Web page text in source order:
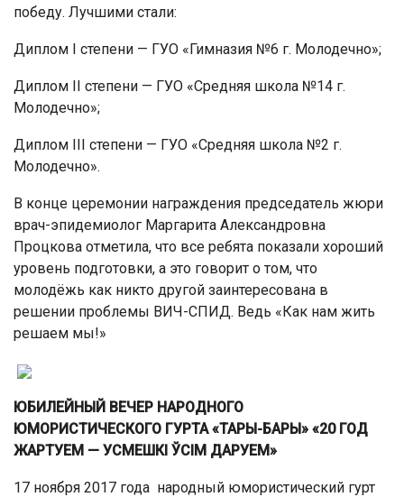
победу. Лучшими стали:
Диплом I степени — ГУО «Гимназия №6 г. Молодечно»;
Диплом II степени — ГУО «Средняя школа №14 г.
Молодечно»;
Диплом III степени — ГУО «Средняя школа №2 г.
Молодечно».
В конце церемонии награждения председатель жюри
врач-эпидемиолог Маргарита Александровна
Процкова отметила, что все ребята показали хороший
уровень подготовки, а это говорит о том, что
молодёжь как никто другой заинтересована в
решении проблемы ВИЧ-СПИД. Ведь «Как нам жить
решаем мы!»
ЮБИЛЕЙНЫЙ ВЕЧЕР НАРОДНОГО
ЮМОРИСТИЧЕСКОГО ГУРТА «ТАРЫ-БАРЫ» «20 ГОД
ЖАРТУЕМ — УСМЕШКІ ЎСІМ ДАРУЕМ»
17 ноября 2017 года народный юмористический гурт